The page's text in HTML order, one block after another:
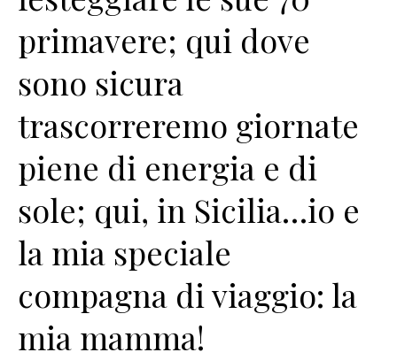
primavere; qui dove
sono sicura
trascorreremo giornate
piene di energia e di
sole; qui, in Sicilia…io e
la mia speciale
compagna di viaggio: la
mia mamma!